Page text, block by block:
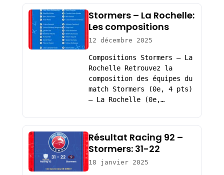
Stormers – La Rochelle:
Les compositions
12 décembre 2025
Compositions Stormers – La
Rochelle Retrouvez la
composition des équipes du
match Stormers (0e, 4 pts)
– La Rochelle (0e,…
Résultat Racing 92 –
Stormers: 31-22
18 janvier 2025